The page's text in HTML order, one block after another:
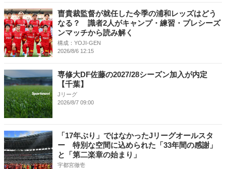
曺貴裁監督が就任した今季の浦和レッズはどう
なる？ 識者2人がキャンプ・練習・プレシーズ
ンマッチから読み解く
構成：YOJI-GEN
2026/8/6 12:15
専修大DF佐藤の2027/28シーズン加入が内定
【千葉】
Jリーグ
2026/8/7 09:00
「17年ぶり」ではなかったJリーグオールスタ
ー 特別な空間に込められた「33年間の感謝」
と「第二楽章の始まり」
宇都宮徹壱